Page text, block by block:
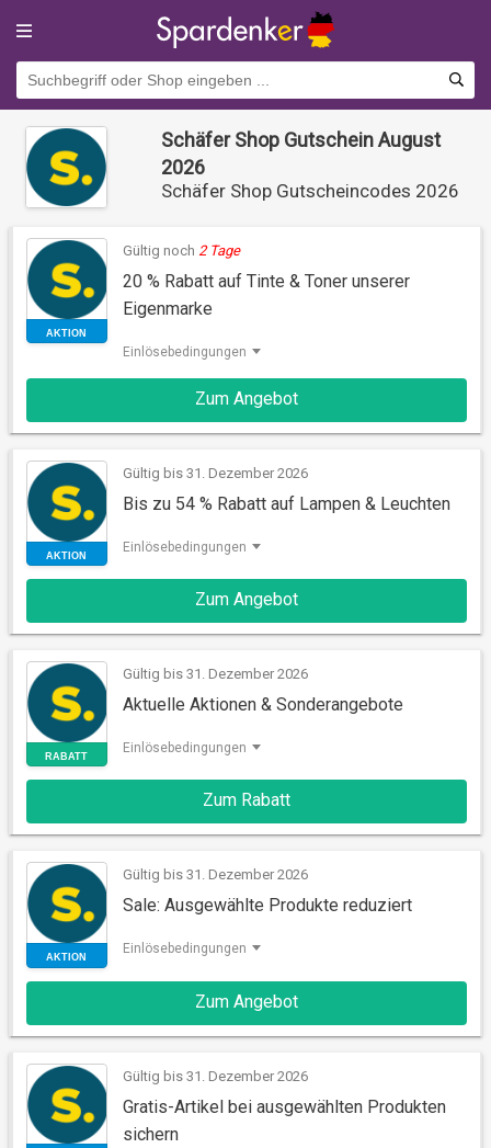
Schäfer Shop Gutschein August
2026
Schäfer Shop Gutscheincodes 2026
Gültig noch 2 Tage
20 % Rabatt auf Tinte & Toner unserer
Eigenmarke
Einlösebedingungen
Zum Angebot
Gültig bis 31. Dezember 2026
Bis zu 54 % Rabatt auf Lampen & Leuchten
Einlösebedingungen
Zum Angebot
RABATT
Gültig bis 31. Dezember 2026
Aktuelle Aktionen & Sonderangebote
Einlösebedingungen
Zum Rabatt
AKTION
Gültig bis 31. Dezember 2026
Sale: Ausgewählte Produkte reduziert
Einlösebedingungen
Zum Angebot
Gültig bis 31. Dezember 2026
Gratis-Artikel bei ausgewählten Produkten
sichern